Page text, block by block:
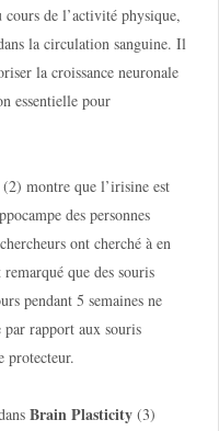
cours de l’activité physique,
la circulation sanguine. Il
la croissance neuronale
essentielle pour
montre que l’irisine est
des personnes
ont cherché à en
que des souris
pendant 5 semaines ne
par rapport aux souris
protecteur.
Brain Plasticity(3)